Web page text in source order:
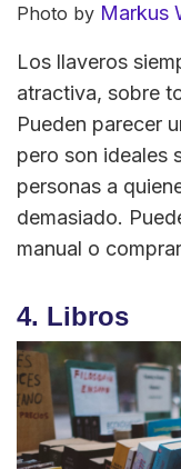
Photo by Markus
Los llaveros
atractiva, sobre
Pueden parecer
pero son ideales
personas a
demasiado.
manual o
4. Libros